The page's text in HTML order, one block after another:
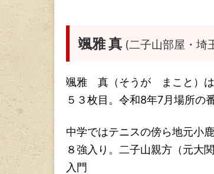
颯雅 真 (二子山部屋・埼
颯雅 真（そうが まこと）は
５３枚目。令和8年7月場所の
中学ではテニスの傍ら地元小
８強入り。二子山親方（元大
入門